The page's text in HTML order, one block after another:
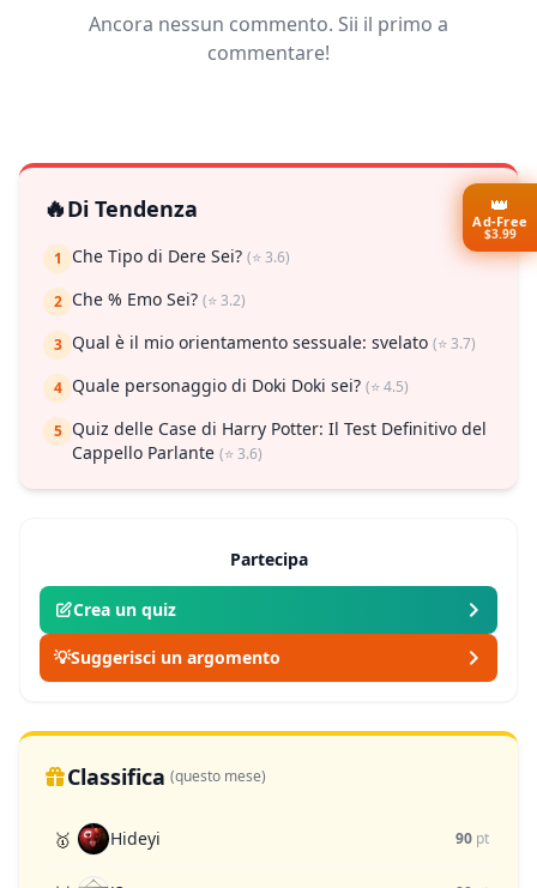
Ancora nessun commento. Sii il primo a
commentare!
🔥Di Tendenza
1 Che Tipo di Dere Sei? (⭐ 3.6)
2 Che % Emo Sei? (⭐ 3.2)
3 Qual è il mio orientamento sessuale: svelato (⭐ 3.7)
4 Quale personaggio di Doki Doki sei? (⭐ 4.5)
5 Quiz delle Case di Harry Potter: Il Test Definitivo del
Cappello Parlante (⭐ 3.6)
Partecipa
Crea un quiz
💡Suggerisci un argomento
Classifica (questo mese)
🥇 Hideyi 90 pt
👑
Ad-Free
$3.99